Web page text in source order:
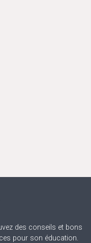
des conseils et bons
pour son éducation.